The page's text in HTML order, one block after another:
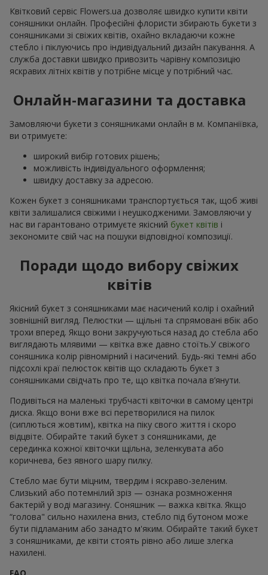
Квітковий сервіс Flowers.ua дозволяє швидко купити квіти
соняшники онлайн. Професійні флористи збирають букети з
соняшниками зі свіжих квітів, охайно вкладаючи кожне
стебло і піклуючись про індивідуальний дизайн пакування. А
служба доставки швидко привозить чарівну композицію
яскравих літніх квітів у потрібне місце у потрібний час.
Онлайн-магазини та доставка
Замовляючи букети з соняшниками онлайн в м. Компаніївка,
ви отримуєте:
широкий вибір готових рішень;
можливість індивідуального оформлення;
швидку доставку за адресою.
Кожен букет з соняшниками транспортується так, щоб живі
квіти залишалися свіжими і неушкодженими. Замовляючи у
нас ви гарантовано отримуєте якісний букет квітів і
зекономите свій час на пошуки відповідної композиції.
Поради щодо вибору свіжих
квітів
Якісний букет з соняшниками має насичений колір і охайний
зовнішній вигляд. Пелюстки — щільні та спрямовані вбік або
трохи вперед. Якщо вони закручуються назад до стебла або
виглядають млявими — квітка вже давно стоїть.У свіжого
соняшника колір рівномірний і насичений. Будь-які темні або
підсохлі краї пелюсток квітів що складають букет з
соняшниками свідчать про те, що квітка почала в’янути.
Подивіться на маленькі трубчасті квіточки в самому центрі
диска. Якщо вони вже всі перетворилися на пилок
(сиплються жовтим), квітка на піку свого життя і скоро
відцвіте. Обирайте такий букет з соняшниками, де
серединка кожної квіточки щільна, зеленкувата або
коричнева, без явного шару пилку.
Стебло має бути міцним, твердим і яскраво-зеленим.
Слизький або потемнілий зріз — ознака розмноження
бактерій у воді магазину. Соняшник — важка квітка. Якщо
“голова" сильно нахилена вниз, стебло під бутоном може
бути підламаним або занадто м'яким. Обирайте такий букет
з соняшниками, де квіти стоять рівно або лише злегка
нахилені.